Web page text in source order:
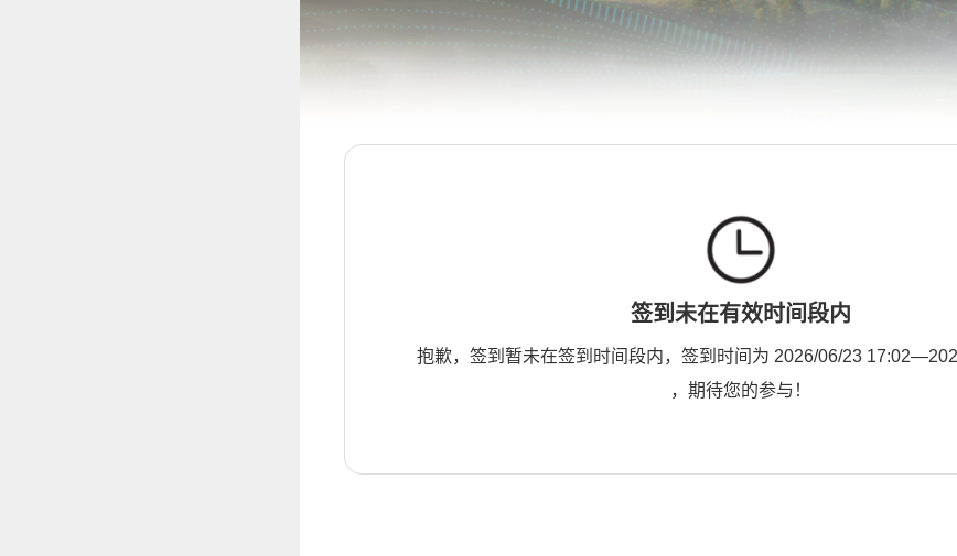
签到未在有效时间段内
抱歉，签到暂未在签到时间段内，签到时间为 2026/06/23
，期待您的参与！